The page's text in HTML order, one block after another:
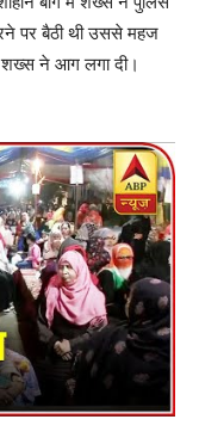
पर बैठी थी उससे महज
ने आग लगा दी।